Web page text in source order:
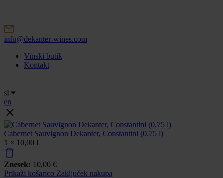
content
info@dekanter-wines.com
Vinski butik
Kontakt
sl
en
Cabernet Sauvignon Dekanter, Constantini (0.75 l)
1 × 10,00 €
Znesek: 10,00 €
Prikaži košarico Zaključek nakupa